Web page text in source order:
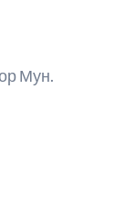
Мун.